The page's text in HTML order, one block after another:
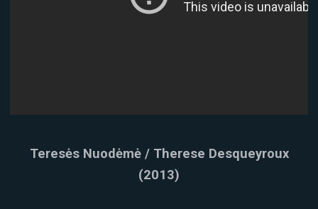
Teresės Nuodėmė / Therese Desqueyroux
(2013)